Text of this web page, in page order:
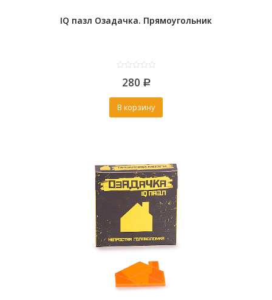
IQ пазл Озадачка. Прямоугольник
out
5
280 Р
В корзину